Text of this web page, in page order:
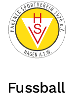
Zum
Fussball